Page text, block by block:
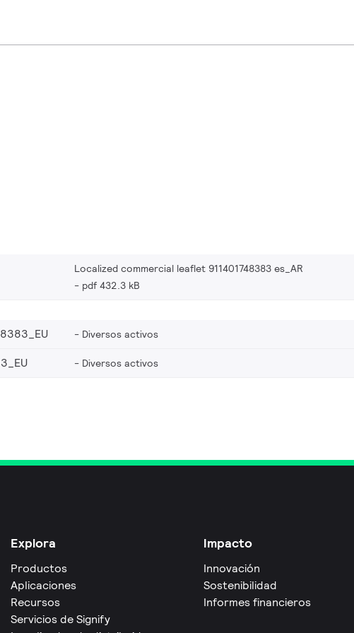
Localized commercial leaflet 911401748383 es_AR
pdf 432.3 kB
Diversos activos
Diversos activos
Explora
Productos
Aplicaciones
Recursos
Servicios de Signify
Impacto
Innovación
Sostenibilidad
Informes financieros